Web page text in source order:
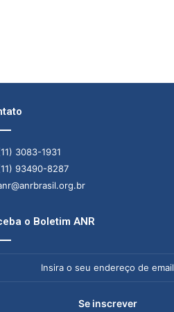
3083-1931
93490-8287
o Boletim ANR